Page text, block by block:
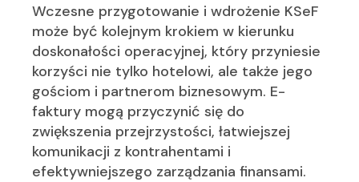
Wczesne przygotowanie i wdrożenie KSeF
może być kolejnym krokiem w kierunku
doskonałości operacyjnej, który przyniesie
korzyści nie tylko hotelowi, ale także jego
gościom i partnerom biznesowym. E-
faktury mogą przyczynić się do
zwiększenia przejrzystości, łatwiejszej
komunikacji z kontrahentami i
efektywniejszego zarządzania finansami.